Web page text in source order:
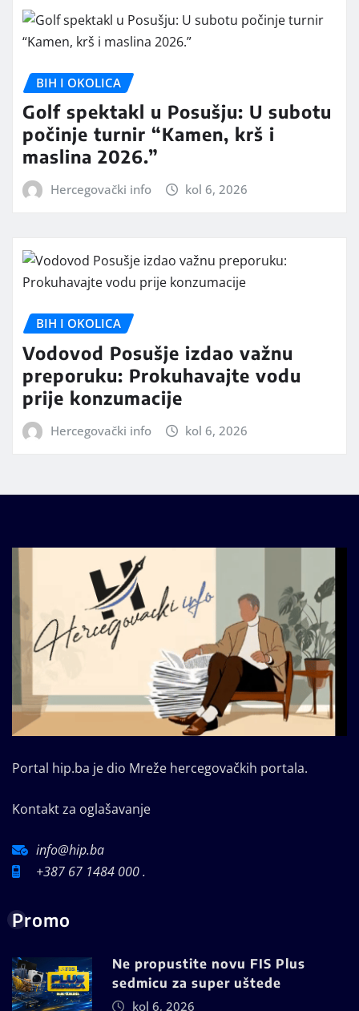
BIH I OKOLICA
Golf spektakl u Posušju: U subotu
počinje turnir “Kamen, krš i
maslina 2026.”
Hercegovački info kol 6, 2026
BIH I OKOLICA
Vodovod Posušje izdao važnu
preporuku: Prokuhavajte vodu
prije konzumacije
Hercegovački info kol 6, 2026
Portal hip.ba je dio Mreže hercegovačkih portala.
Kontakt za oglašavanje
info@hip.ba
+387 67 1484 000 .
Promo
Ne propustite novu FIS Plus
sedmicu za super uštede
kol 6, 2026